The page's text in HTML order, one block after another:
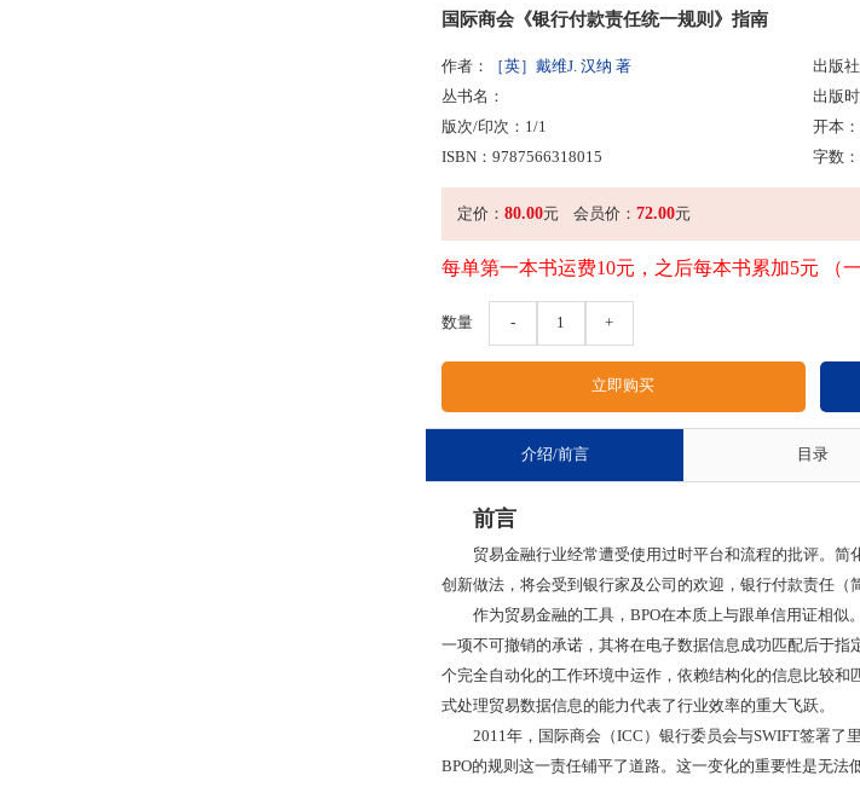
国际商会《银行付款责任统一规则》指南
作者： ［英］戴维J. 汉纳 著
出版社
丛书名：
出版时
版次/印次：1/1
开本
ISBN：9787566318015
字数
定价： 80.00元 会员价：72.00元
每单第一本书运费10元，之后每本书累加5元 （
数量 - 1 +
介绍/前言 目录
前言
贸易金融行业经常遭受使用过时平台和流程的批评。简
创新做法，将会受到银行家及公司的欢迎，银行付款责任（
作为贸易金融的工具，BPO在本质上与跟单信用证相似
一项不可撤销的承诺，其将在电子数据信息成功匹配后于指
个完全自动化的工作环境中运作，依赖结构化的信息比较
式处理贸易数据信息的能力代表了行业效率的重大飞跃。
2011年，国际商会（ICC）银行委员会与SWIFT签署了
BPO的规则这一责任铺平了道路。这一变化的重要性是无法